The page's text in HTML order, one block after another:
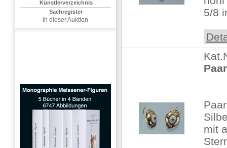
Künstlerverzeichnis
Sachregister
- in dieser Auktion -
5/8
mit